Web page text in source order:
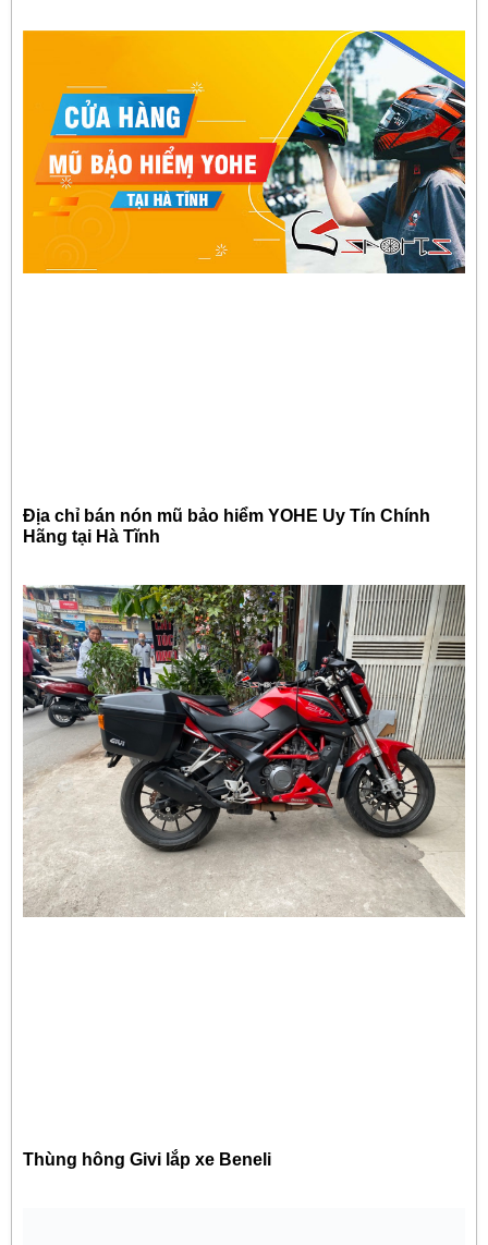
Địa chỉ bán nón mũ bảo hiểm YOHE Uy Tín Chính
Hãng tại Hà Tĩnh
Thùng hông Givi lắp xe Beneli